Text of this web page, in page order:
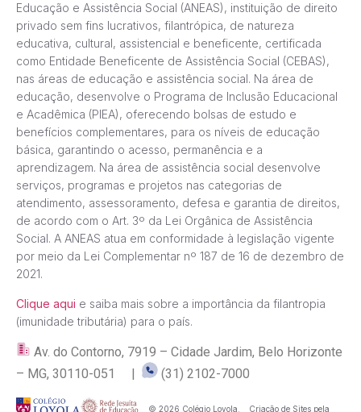
Educação e Assistência Social (ANEAS), instituição de direito
privado sem fins lucrativos, filantrópica, de natureza
educativa, cultural, assistencial e beneficente, certificada
como Entidade Beneficente de Assistência Social (CEBAS),
nas áreas de educação e assistência social. Na área de
educação, desenvolve o Programa de Inclusão Educacional
e Acadêmica (PIEA), oferecendo bolsas de estudo e
benefícios complementares, para os níveis de educação
básica, garantindo o acesso, permanência e a
aprendizagem. Na área de assistência social desenvolve
serviços, programas e projetos nas categorias de
atendimento, assessoramento, defesa e garantia de direitos,
de acordo com o Art. 3º da Lei Orgânica de Assistência
Social. A ANEAS atua em conformidade à legislação vigente
por meio da Lei Complementar nº 187 de 16 de dezembro de
2021.
Clique aqui e saiba mais sobre a importância da filantropia
(imunidade tributária) para o país.
Av. do Contorno, 7919 – Cidade Jardim, Belo Horizonte
– MG, 30110-051 |
(31) 2102-7000
© 2026 Colégio Loyola. Criação de Sites pela